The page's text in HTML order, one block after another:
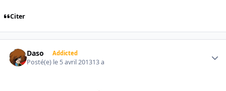
Citer
Daso Addicted
Posté(e) le 5 avril 201313 a